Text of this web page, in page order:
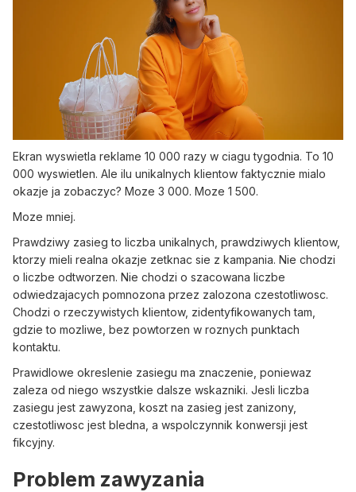
Ekran wyswietla reklame 10 000 razy w ciagu tygodnia. To 10
000 wyswietlen. Ale ilu unikalnych klientow faktycznie mialo
okazje ja zobaczyc? Moze 3 000. Moze 1 500.
Moze mniej.
Prawdziwy zasieg to liczba unikalnych, prawdziwych klientow,
ktorzy mieli realna okazje zetknac sie z kampania. Nie chodzi
o liczbe odtworzen. Nie chodzi o szacowana liczbe
odwiedzajacych pomnozona przez zalozona czestotliwosc.
Chodzi o rzeczywistych klientow, zidentyfikowanych tam,
gdzie to mozliwe, bez powtorzen w roznych punktach
kontaktu.
Prawidlowe okreslenie zasiegu ma znaczenie, poniewaz
zaleza od niego wszystkie dalsze wskazniki. Jesli liczba
zasiegu jest zawyzona, koszt na zasieg jest zanizony,
czestotliwosc jest bledna, a wspolczynnik konwersji jest
fikcyjny.
Problem zawyzania